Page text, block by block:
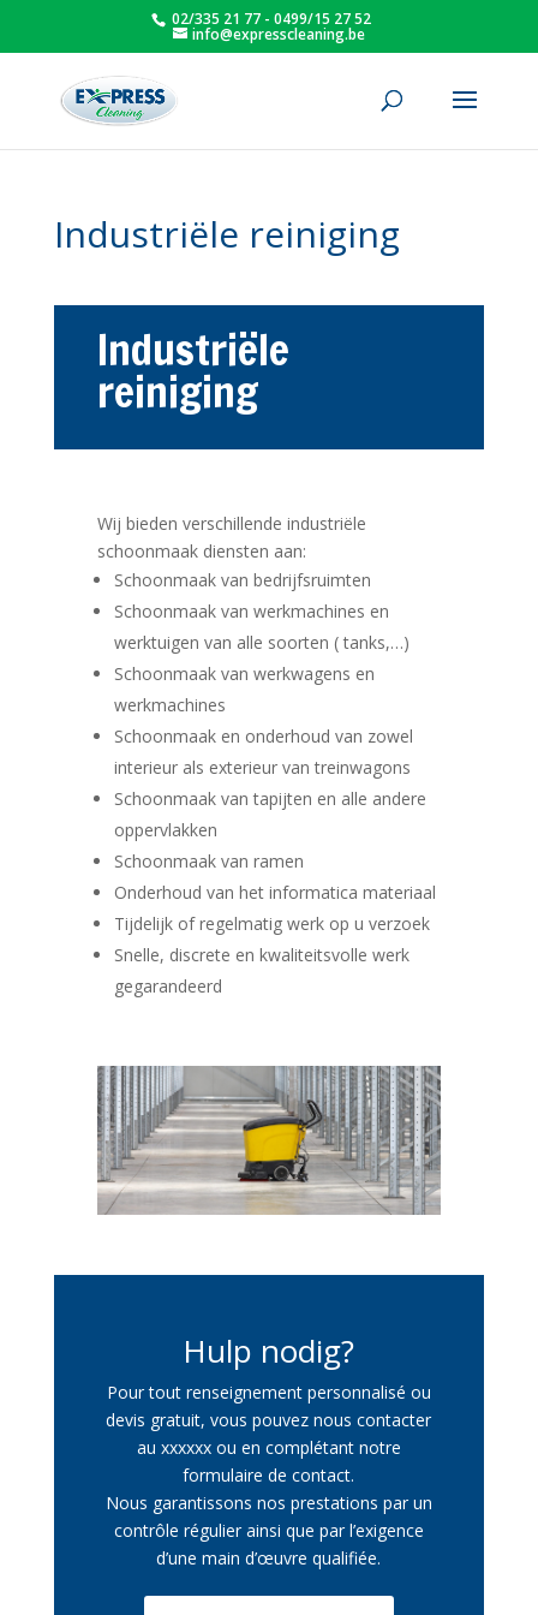
02/335 21 77 - 0499/15 27 52
info@expresscleaning.be
Industriële reiniging
Industriële
reiniging
Wij bieden verschillende industriële
schoonmaak diensten aan:
Schoonmaak van bedrijfsruimten
Schoonmaak van werkmachines en
werktuigen van alle soorten ( tanks,…)
Schoonmaak van werkwagens en
werkmachines
Schoonmaak en onderhoud van zowel
interieur als exterieur van treinwagons
Schoonmaak van tapijten en alle andere
oppervlakken
Schoonmaak van ramen
Onderhoud van het informatica materiaal
Tijdelijk of regelmatig werk op u verzoek
Snelle, discrete en kwaliteitsvolle werk
gegarandeerd
Hulp nodig?
Pour tout renseignement personnalisé ou
devis gratuit, vous pouvez nous contacter
au xxxxxx ou en complétant notre
formulaire de contact.
Nous garantissons nos prestations par un
contrôle régulier ainsi que par l’exigence
d’une main d’œuvre qualifiée.